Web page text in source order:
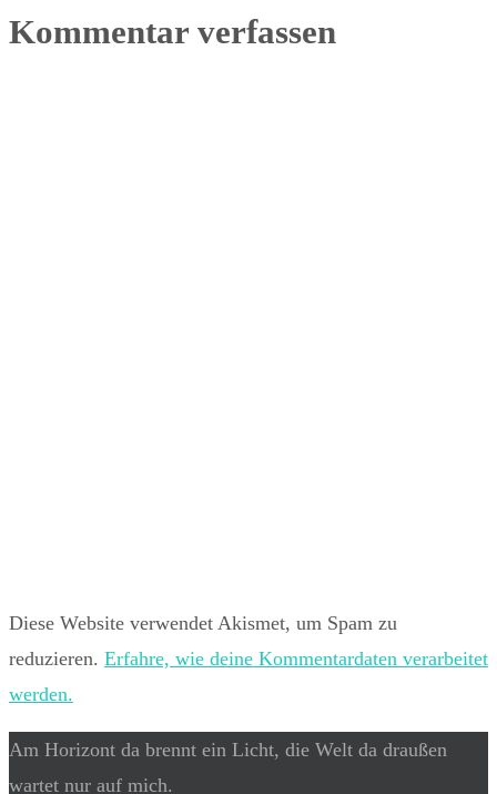
Kommentar verfassen
Diese Website verwendet Akismet, um Spam zu
reduzieren. Erfahre, wie deine Kommentardaten verarbeitet
werden.
Am Horizont da brennt ein Licht, die Welt da draußen
wartet nur auf mich.